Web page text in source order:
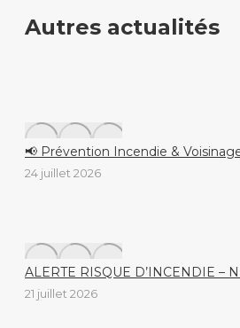
Facebook
Autres actualités
📢 Prévention Incendie &
24 juillet 2026
ALERTE RISQUE D’INCENDIE –
21 juillet 2026